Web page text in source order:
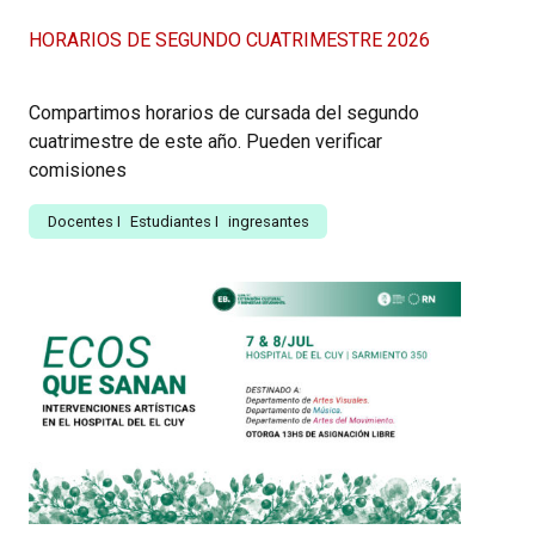
HORARIOS DE SEGUNDO CUATRIMESTRE 2026
Compartimos horarios de cursada del segundo
cuatrimestre de este año. Pueden verificar
comisiones
Docentes I Estudiantes I ingresantes